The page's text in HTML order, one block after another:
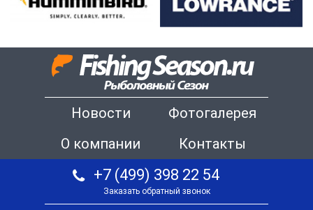
Новости
Фотогалерея
О компании
Контакты
+7 (499) 398 22 54
Заказать обратный звонок